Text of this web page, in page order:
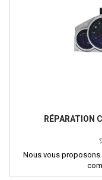
RÉPARATION
Nous vous proposons